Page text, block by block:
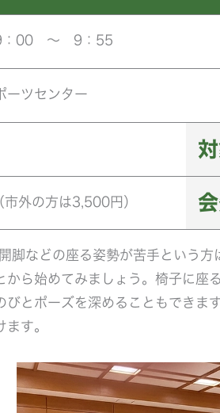
：00 ～ 9：55
ーツセンター
外の方は3,500円）
脚などの座る姿勢が苦手という
から始めてみましょう。椅子に座
びとポーズを深めることもできま
ます。